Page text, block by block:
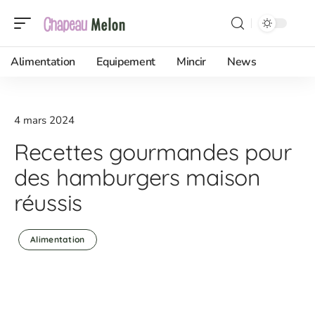
Alimentation Equipement Mincir News
4 mars 2024
Recettes gourmandes pour
des hamburgers maison
réussis
Alimentation